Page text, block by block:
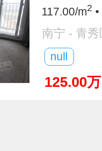
117.00/m2
南宁 - 青秀
null
125.00万